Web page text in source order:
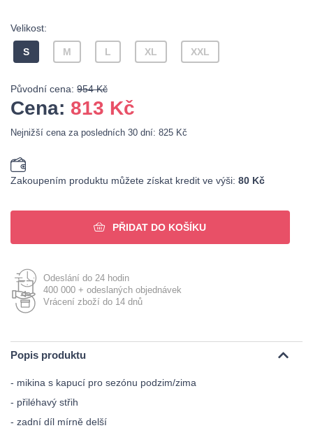
Velikost:
S M L XL XXL
Původní cena: 954 Kč
Cena: 813 Kč
Nejnižší cena za posledních 30 dní: 825 Kč
Zakoupením produktu můžete získat kredit ve výši: 80 Kč
PŘIDAT DO KOŠÍKU
Odeslání do 24 hodin
400 000 + odeslaných objednávek
Vrácení zboží do 14 dnů
Popis produktu
- mikina s kapucí pro sezónu podzim/zima
- přiléhavý střih
- zadní díl mírně delší